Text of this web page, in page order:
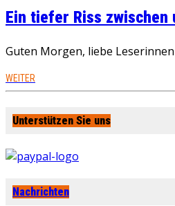
Ein tiefer Riss zwischen
Guten Morgen, liebe
WEITER
Unterstützen Sie uns
Nachrichten